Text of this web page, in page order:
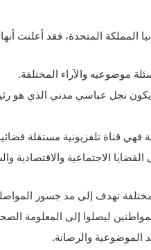
موضوعيه والآراء المختلفة.
نجل عباسي مدني الذي هو رئيس
فهي قناة تلفزيونية مستقلة
الاجتماعية والاقتصادية
تهدف إلى مد جسور
ليصلوا إلى المعلومة
الموضوعية والرصانة.